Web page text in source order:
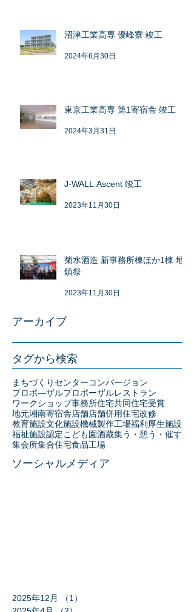
沼津工業高専 優峰寮 竣工
2024年6月30日
東京工業高専 第1寄宿舎 竣工
2024年3月31日
J-WALL Ascent 竣工
2023年11月30日
菊水酒造 新事務所棟ほか1棟 地
鎮祭
2023年11月30日
アーカイブ
タグから検索
まちづくりセンターコンバージョン
プロポ―ザルプロポーザルレストラン
ワークショップ事務所住宅共同住宅受賞
地元湘南寄宿舎店舗店舗併用住宅改修
教育施設文化施設機械製作工場福利厚生施設
福祉施設認定こども園酒蔵集う・憩う・催す
集会所集合住宅食品工場
ソーシャルメディア
2025年12月 （1）